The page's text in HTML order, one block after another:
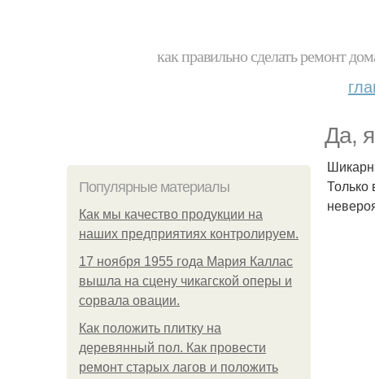
как правильно сделать ремонт
Да,
Популярные материалы
Как мы качество продукции на
наших предприятиях контролируем.
17 ноября 1955 года Мария Каллас
вышла на сцену чикагской оперы и
сорвала овации.
Как положить плитку на
деревянный пол. Как провести
ремонт старых лагов и положить
Только